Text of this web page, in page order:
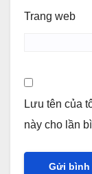
Trang web
Lưu tên của
này cho lần